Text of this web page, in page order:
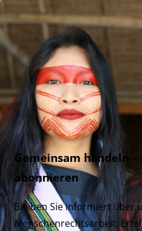
Gemeinsam handeln
abonnieren
Bleiben Sie informiert über
Menschenrechtsarbeit,